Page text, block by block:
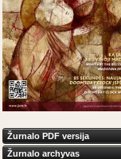
Žurnalo PDF versija
Žurnalo archyvas